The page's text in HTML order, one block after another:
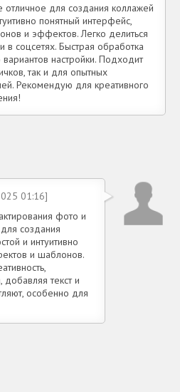
для создания коллажей
понятный интерфейс,
и эффектов. Легко делиться
в соцсетях. Быстрая обработка
настройки. Подходит
так и для опытных
Рекомендую для креативного
01:16]
фото и
создания
и интуитивно
и шаблонов.
текст и
особенно для